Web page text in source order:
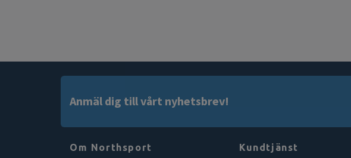
Anmäl dig till vårt nyhetsbrev!
Om Northsport Kundtjänst